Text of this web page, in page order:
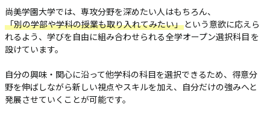
尚美学園大学では、専攻分野を深めたい人はもちろん、
「別の学部や学科の授業も取り入れてみたい」という意欲に応えら
れるよう、 学びを自由に組み合わせられる全学オープン選択科目 を
設けています。
自分の興味・関心に沿って他学科の科目を選択できるため、得意分
野を伸ばしながら新しい視点やスキルを加え、自分だけの強みへと
発展させていくことが可能です。